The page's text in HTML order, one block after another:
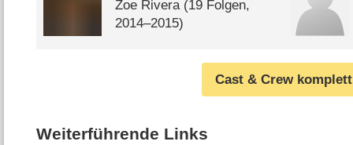
Zoe Rivera(19 Folgen,
2014⁠–⁠2015)
Cast & Crew komplett
Weiterführende Links